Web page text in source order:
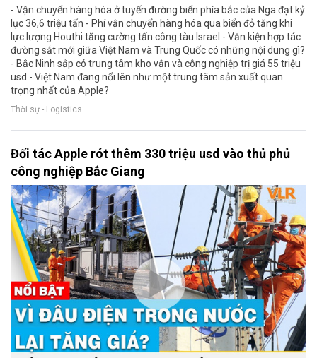
- Vận chuyển hàng hóa ở tuyến đường biển phía bắc của Nga đạt kỷ
lục 36,6 triệu tấn - Phí vận chuyển hàng hóa qua biển đỏ tăng khi
lực lượng Houthi tăng cường tấn công tàu Israel - Văn kiện hợp tác
đường sắt mới giữa Việt Nam và Trung Quốc có những nội dung gì?
- Bắc Ninh sắp có trung tâm kho vận và công nghiệp trị giá 55 triệu
usd - Việt Nam đang nổi lên như một trung tâm sản xuất quan
trọng nhất của Apple?
Thời sự - Logistics
Đối tác Apple rót thêm 330 triệu usd vào thủ phủ
công nghiệp Bắc Giang